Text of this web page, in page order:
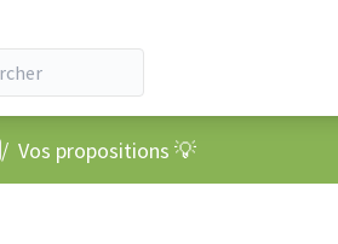
utilisateur
/ Vos propositions 💡